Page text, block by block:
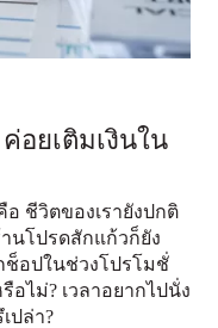
อยเติมเงินใน
ชีวิตของเรายังปกติ
นโปรดสักแก้วก็ยัง
ช็อปในช่วงโปรโมชั่
อไม่? เวลาอยากไปนั่ง
ปล่า?